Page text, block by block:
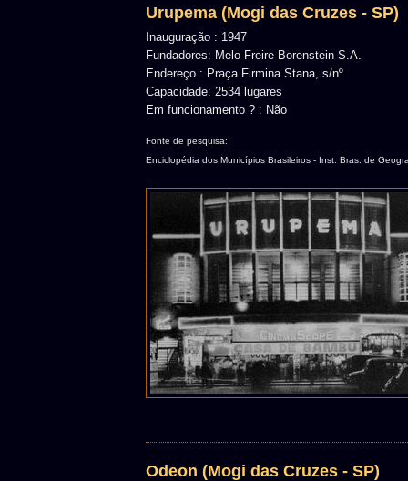
Urupema (Mogi das Cruzes - SP)
Inauguração : 1947
Fundadores: Melo Freire Borenstein S.A.
Endereço : Praça Firmina Stana, s/nº
Capacidade: 2534 lugares
Em funcionamento ? : Não
Fonte de pesquisa:
Enciclopédia dos Municípios Brasileiros - Inst. Bras. de
Odeon (Mogi das Cruzes - SP)